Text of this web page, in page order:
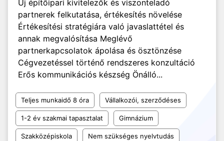
Új építőipari kivitelezők és viszonteladó
partnerek felkutatása, értékesítés növelése
Értékesítési stratégiára való javaslattétel és
annak megvalósítása Meglévő
partnerkapcsolatok ápolása és ösztönzése
Cégvezetéssel történő rendszeres konzultáció
Erős kommunikációs készség Önálló...
Teljes munkaidő 8 óra Vállalkozói, szerződéses
1-2 év szakmai tapasztalat Gimnázium
Szakközépiskola Nem szükséges nyelvtudás